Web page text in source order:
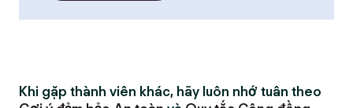
Khi gặp thành viên khác, hãy luôn nhớ tuân theo